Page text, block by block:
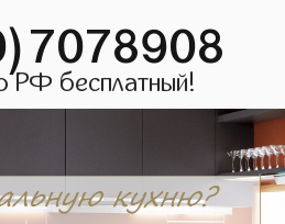
РФ бесплатный!